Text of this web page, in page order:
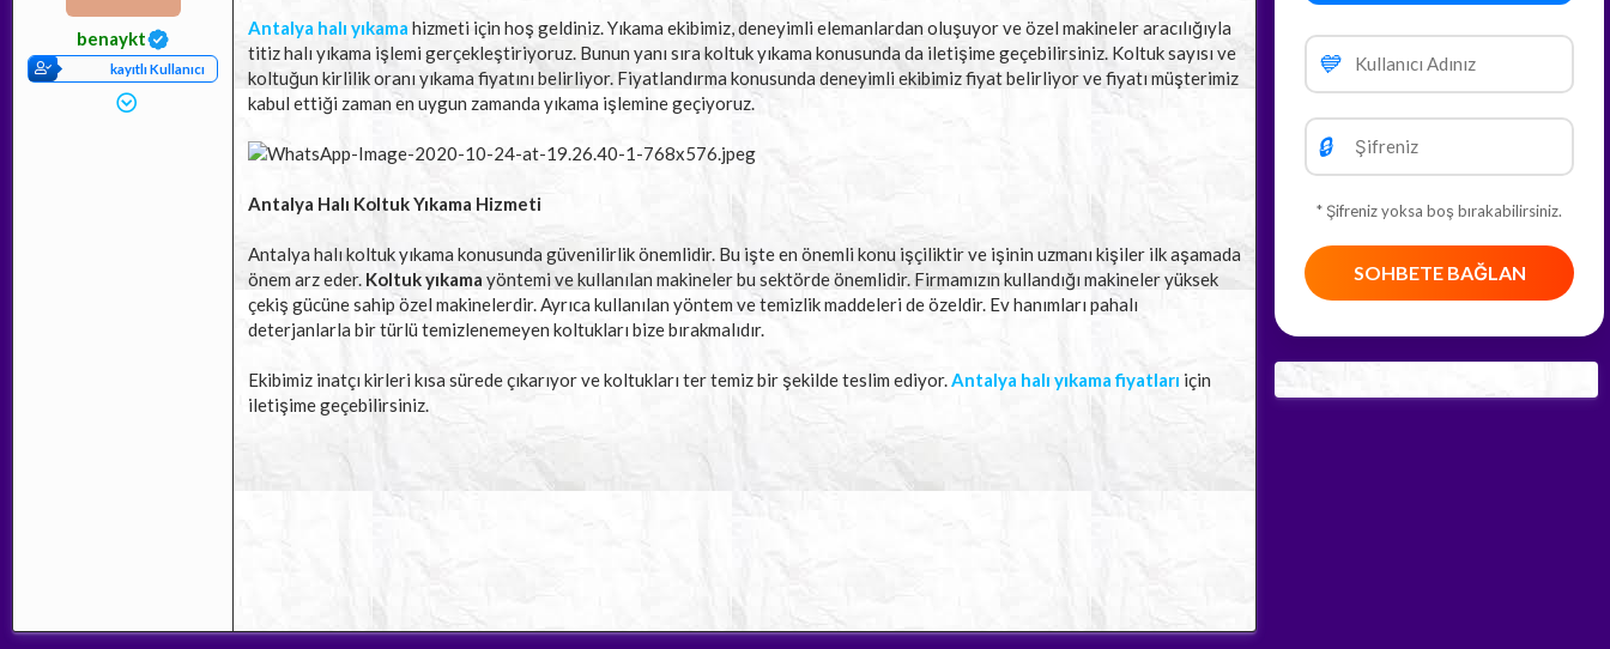
t
a
r
i
h
i
benaykt
kayıtlı Kullanıcı
Antalya halı yıkama hizmeti için hoş geldiniz. Yıkama ekibimiz, deneyimli elemanlardan oluşuyor ve özel makineler aracılığıyla
titiz halı yıkama işlemi gerçekleştiriyoruz. Bunun yanı sıra koltuk yıkama konusunda da iletişime geçebilirsiniz. Koltuk sayısı ve
koltuğun kirlilik oranı yıkama fiyatını belirliyor. Fiyatlandırma konusunda deneyimli ekibimiz fiyat belirliyor ve fiyatı müşterimiz
kabul ettiği zaman en uygun zamanda yıkama işlemine geçiyoruz.
Antalya Halı Koltuk Yıkama Hizmeti
Antalya halı koltuk yıkama konusunda güvenilirlik önemlidir. Bu işte en önemli konu işçiliktir ve işinin uzmanı kişiler ilk aşamada
önem arz eder. Koltuk yıkama yöntemi ve kullanılan makineler bu sektörde önemlidir. Firmamızın kullandığı makineler yüksek
çekiş gücüne sahip özel makinelerdir. Ayrıca kullanılan yöntem ve temizlik maddeleri de özeldir. Ev hanımları pahalı
deterjanlarla bir türlü temizlenemeyen koltukları bize bırakmalıdır.
Ekibimiz inatçı kirleri kısa sürede çıkarıyor ve koltukları ter temiz bir şekilde teslim ediyor.Antalya halı yıkama fiyatları için
iletişime geçebilirsiniz.
💙
🔒
* Şifreniz yoksa boş bırakabilirsiniz.
SOHBETE BAĞLAN